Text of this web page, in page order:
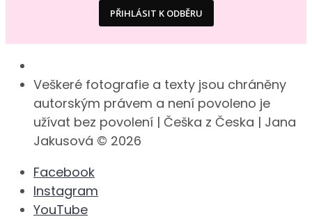
PŘIHLÁSIT K ODBĚRU
Veškeré fotografie a texty jsou chráněny
autorským právem a není povoleno je
užívat bez povolení | Češka z Česka | Jana
Jakusová © 2026
Facebook
Instagram
YouTube